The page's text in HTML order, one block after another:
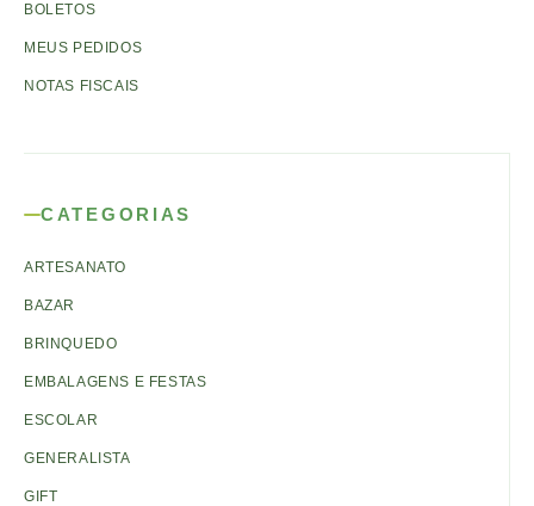
BOLETOS
MEUS PEDIDOS
NOTAS FISCAIS
CATEGORIAS
ARTESANATO
BAZAR
BRINQUEDO
EMBALAGENS E FESTAS
ESCOLAR
GENERALISTA
GIFT